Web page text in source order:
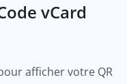
vCard
afficher votre QR